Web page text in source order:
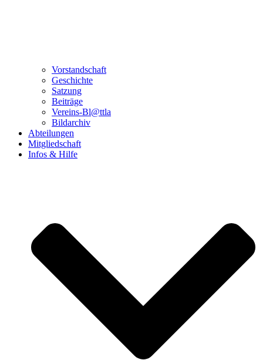
Vorstandschaft
Geschichte
Satzung
Beiträge
Vereins-Bl@ttla
Bildarchiv
Abteilungen
Mitgliedschaft
Infos & Hilfe